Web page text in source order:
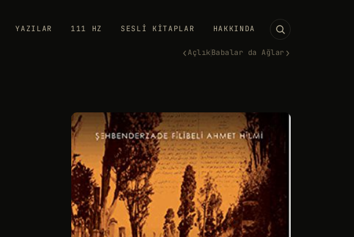
YAZILAR 111 HZ SESLI KITAPLAR HAKKINDA
‹AçlıkBabalar da Ağlar ›